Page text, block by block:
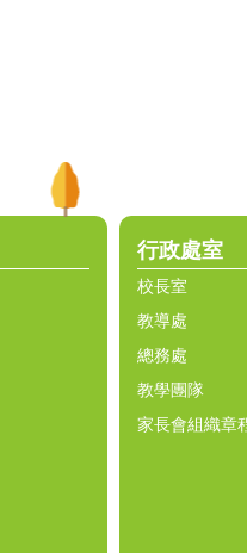
行政處室
校長室
教導處
總務處
教學團隊
家長會組織章